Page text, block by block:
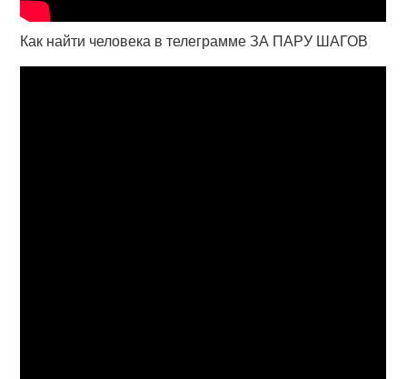
Как найти человека в телеграмме ЗА ПАРУ ШАГОВ